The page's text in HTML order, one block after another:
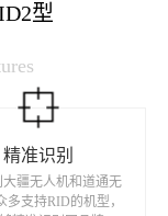
型
精准识别
大疆无人机和道通无
多支持RID的机型，